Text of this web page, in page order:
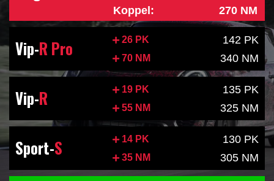
Koppel:
270 NM
Vip-R Pro 26 PK 142 PK
70 NM 340 NM
Vip-R 19 PK 135 PK
55 NM 325 NM
Sport-S 14 PK 130 PK
35 NM 305 NM